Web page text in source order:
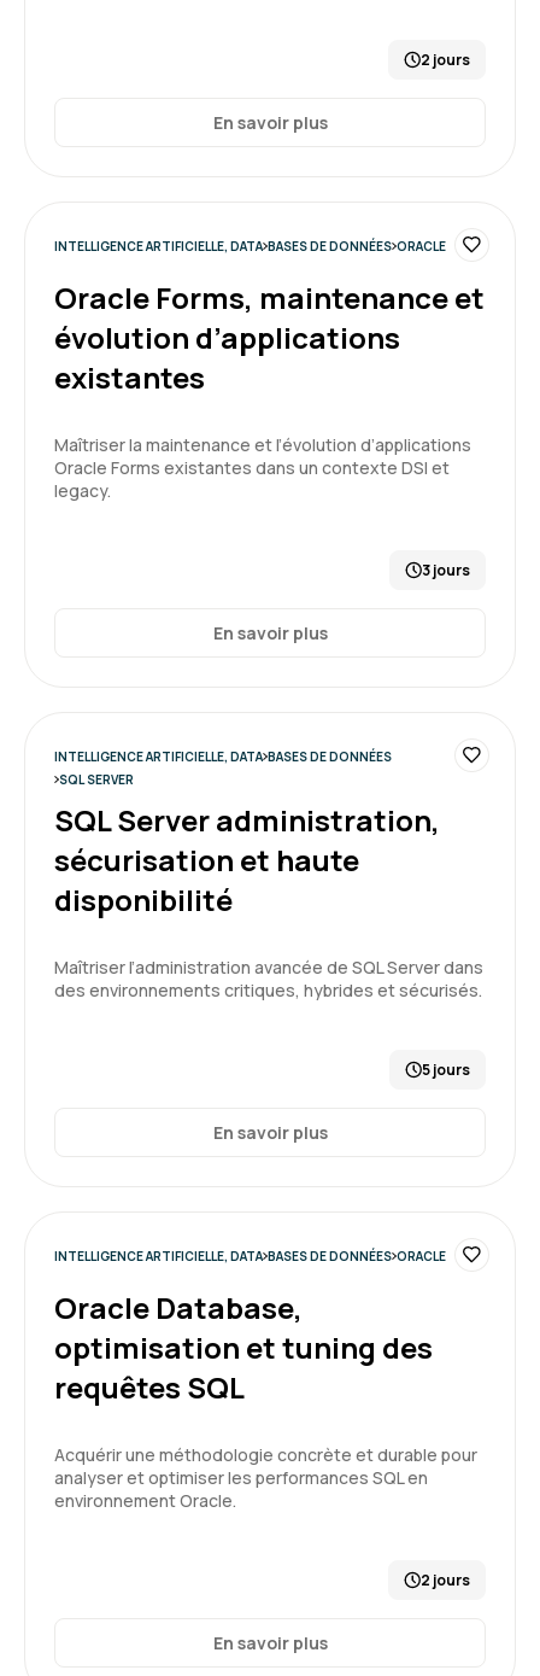
Le 29/06/2026
Très bonne formation pour acquérir les bases
apprentissage efficace par la pratique et les
pédagogie et le partage de son expérience
dans des cas concrets.
Formation : SQL : Les fondamentaux
2 jours
En savoir plus
INTELLIGENCE ARTIFICIELLE, DATA BASES DE DONNÉES ORACLE
Oracle Forms, maintenance et
évolution d’applications
existantes
Maîtriser la maintenance et l’évolution d’applications
Oracle Forms existantes dans un contexte DSI et
legacy.
3 jours
En savoir plus
INTELLIGENCE ARTIFICIELLE, DATA BASES DE DONNÉES
SQL SERVER
SQL Server administration,
sécurisation et haute
disponibilité
Maîtriser l’administration avancée de SQL Server dans
des environnements critiques, hybrides et sécurisés.
5 jours
En savoir plus
INTELLIGENCE ARTIFICIELLE, DATA BASES DE DONNÉES ORACLE
Oracle Database,
optimisation et tuning des
requêtes SQL
Acquérir une méthodologie concrète et durable pour
analyser et optimiser les performances SQL en
environnement Oracle.
2 jours
En savoir plus